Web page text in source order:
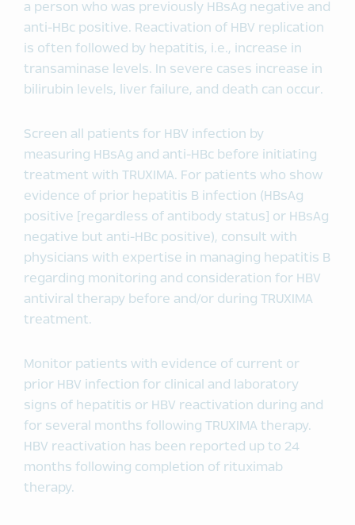
a person who was previously HBsAg negative and
anti-HBc positive. Reactivation of HBV replication
is often followed by hepatitis, i.e., increase in
transaminase levels. In severe cases increase in
bilirubin levels, liver failure, and death can occur.
Screen all patients for HBV infection by
measuring HBsAg and anti-HBc before initiating
treatment with TRUXIMA. For patients who show
evidence of prior hepatitis B infection (HBsAg
positive [regardless of antibody status] or HBsAg
negative but anti-HBc positive), consult with
physicians with expertise in managing hepatitis B
regarding monitoring and consideration for HBV
antiviral therapy before and/or during TRUXIMA
treatment.
Monitor patients with evidence of current or
prior HBV infection for clinical and laboratory
signs of hepatitis or HBV reactivation during and
for several months following TRUXIMA therapy.
HBV reactivation has been reported up to 24
months following completion of rituximab
therapy.